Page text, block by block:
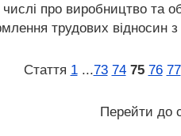
числі про виробництво
трудових
Стаття 1 ...73 74 75 76 77
Перейти до